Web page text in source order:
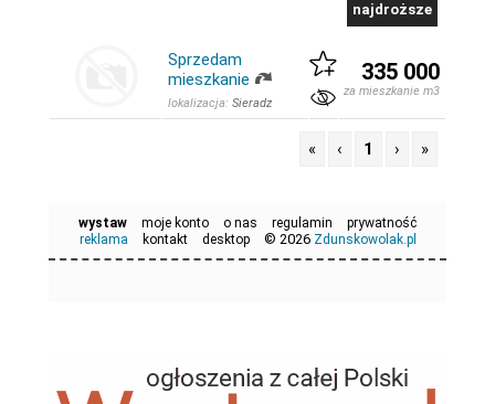
najdroższe
Sprzedam
mieszkanie
lokalizacja: Sieradz
335 000
za mieszkanie m3
« ‹ 1 › »
wystaw moje konto o nas regulamin
prywatność
reklama
kontakt desktop © 2026 Zdunskowolak.pl